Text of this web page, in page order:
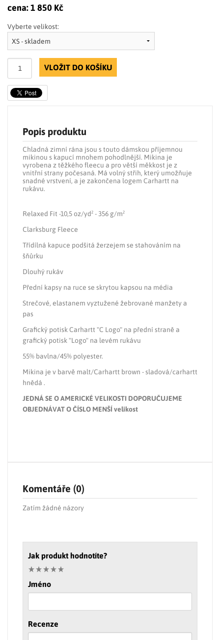
cena:1 850 Kč
Vyberte velikost:
VLOŽIT DO KOŠÍKU
Popis produktu
Chladná zimní rána jsou s touto dámskou příjemnou
mikinou s kapucí mnohem pohodlnější. Mikina je
vyrobena z těžkého fleecu a pro větší měkkost je z
vnitřní strany počesaná. Má volný střih, který umožňuje
snadné vrstvení, a je zakončena logem Carhartt na
rukávu.
Relaxed Fit -10,5 oz/yd² - 356 g/m²
Clarksburg Fleece
Třídílná kapuce podšitá žerzejem se stahováním na
šňůrku
Dlouhý rukáv
Přední kapsy na ruce se skrytou kapsou na média
Strečové, elastanem vyztužené žebrované manžety a
pas
Grafický potisk Carhartt "C Logo" na přední straně a
grafický potisk "Logo" na levém rukávu
55% bavlna/45% polyester.
Mikina je v barvě malt/Carhartt brown - sladová/carhartt
hnědá .
JEDNÁ SE O AMERICKÉ VELIKOSTI DOPORUČUJEME
OBJEDNÁVAT O ČÍSLO MENŠÍ velikost
Komentáře (0)
Zatím žádné názory
Jak produkt hodnotíte?
Jméno
Recenze